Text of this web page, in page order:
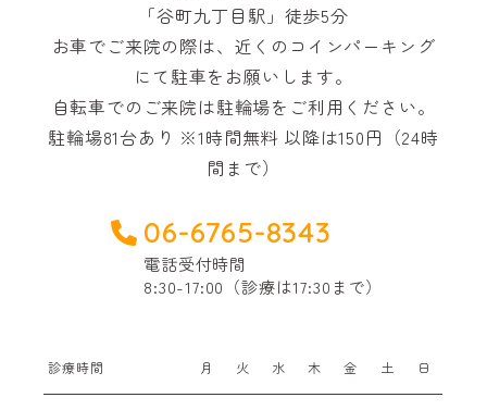
「谷町九丁目駅」徒歩5分
お車でご来院の際は、近くのコインパーキング
にて駐車をお願いします。
自転車でのご来院は駐輪場をご利用ください。
駐輪場81台あり ※1時間無料 以降は150円（24時
間まで）
06-6765-8343
電話受付時間
8:30-17:00（診療は17:30まで）
診療時間 月 火 水 木 金 土 日